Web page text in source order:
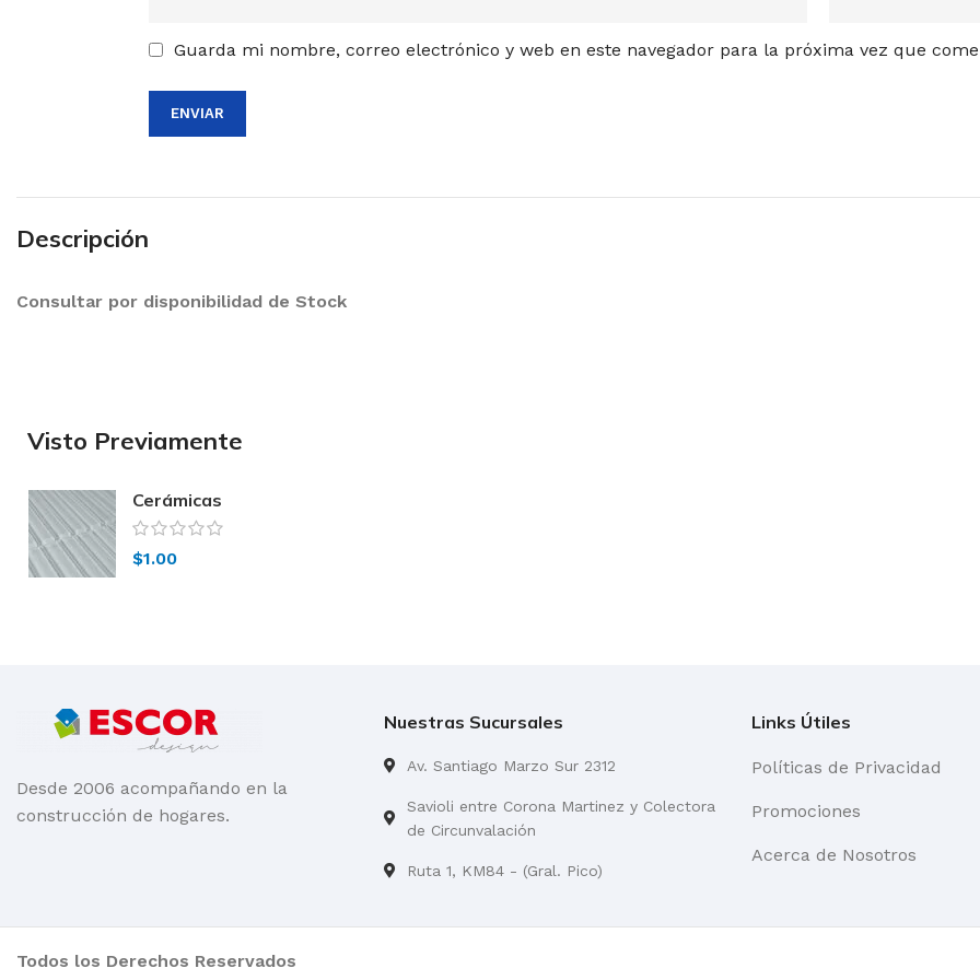
Guarda mi nombre, correo electrónico y web en este navegador para la próxima vez que
Descripción
Consultar por disponibilidad de Stock
Visto Previamente
Cerámicas
Acuarela – Malla
Lady Blanca
$1.00
Desde 2006 acompañando en la
construcción de hogares.
Nuestras Sucursales
Av. Santiago Marzo Sur 2312
Savioli entre Corona Martinez y Colectora
de Circunvalación
Ruta 1, KM84 - (Gral. Pico)
Links Útiles
Políticas de Privacidad
Promociones
Acerca de Nosotros
Todos los Derechos Reservados